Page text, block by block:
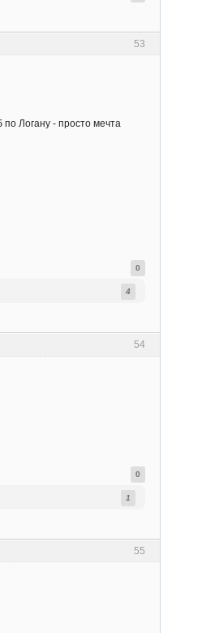
53
Логану - просто мечта
0
4
54
0
1
55